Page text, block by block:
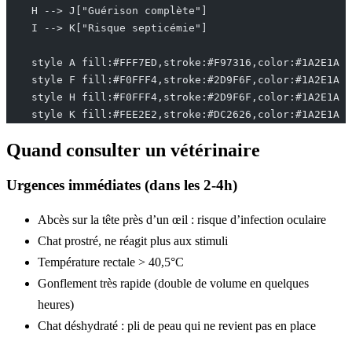
    H --> J["Guérison complète"]
    I --> K["Risque septicémie"]
    style A fill:#FFF7ED,stroke:#F97316,color:#1A2E1A
    style F fill:#F0FFF4,stroke:#2D9F6F,color:#1A2E1A
    style H fill:#F0FFF4,stroke:#2D9F6F,color:#1A2E1A
    style K fill:#FEE2E2,stroke:#DC2626,color:#1A2E1A
Quand consulter un vétérinaire
Urgences immédiates (dans les 2-4h)
Abcès sur la tête près d’un œil : risque d’infection oculaire
Chat prostré, ne réagit plus aux stimuli
Température rectale > 40,5°C
Gonflement très rapide (double de volume en quelques
heures)
Chat déshydraté : pli de peau qui ne revient pas en place